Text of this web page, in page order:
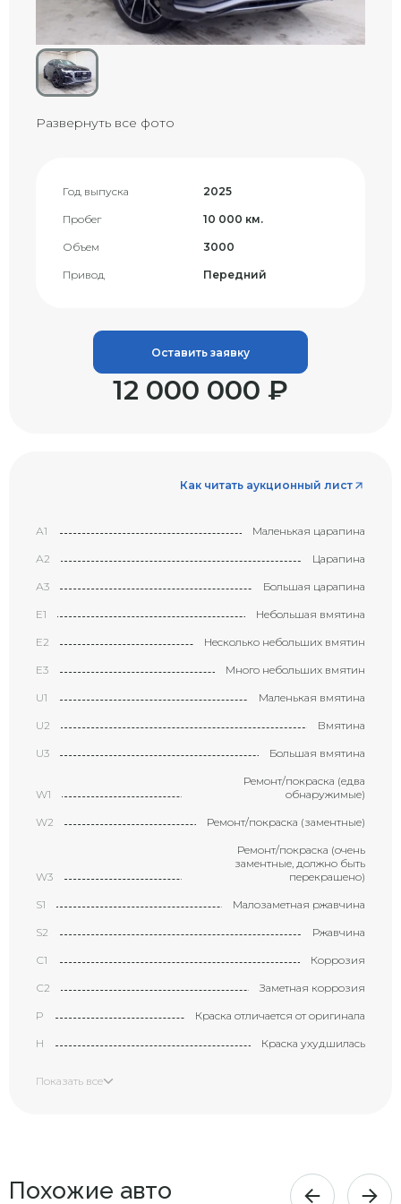
Развернуть все фото
Год выпуска 2025
Пробег 10 000 км.
Объем 3000
Привод Передний
Оставить заявку
12 000 000 ₽
Как читать аукционный лист
А1 Маленькая царапина
А2 Царапина
А3 Большая царапина
Е1 Небольшая вмятина
Е2 Несколько небольших вмятин
Е3 Много небольших вмятин
U1 Маленькая вмятина
U2 Вмятина
U3 Большая вмятина
W1
Ремонт/покраска (едва
обнаружимые)
W2 Ремонт/покраска (заментные)
W3
Ремонт/покраска (очень
заментные, должно быть
перекрашено)
S1 Малозаметная ржавчина
S2 Ржавчина
С1 Коррозия
С2 Заметная коррозия
P Краска отличается от оригинала
H Краска ухудшилась
B2
Вмятина с царапиной
(размером с ладонь)
Показать все
Похожие авто